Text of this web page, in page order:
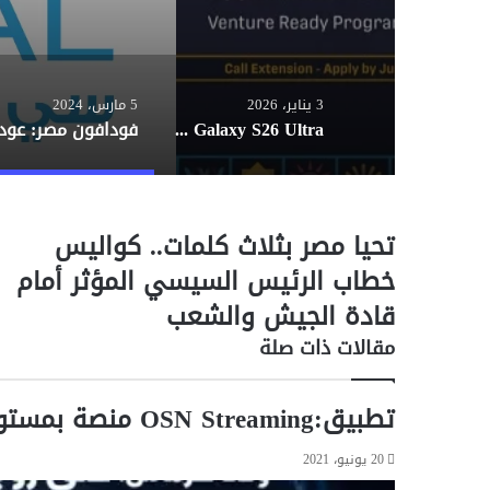
3 يناير، 2026
Galaxy S26 Ultra سيقدم شاشة بميزة هي الأولى من نوعها في العالم
5 مارس، 2024
ت
ح
ي
ا
م
ص
ر
ث
ل
ا
تحيا مصر بثلاث كلمات.. كواليس
خطاب الرئيس السيسي المؤثر أمام
قادة الجيش والشعب
مقالات ذات صلة
تطبيق:OSN Streaming منصة بمستوى عالمي واستثنائي في
20 يونيو، 2021